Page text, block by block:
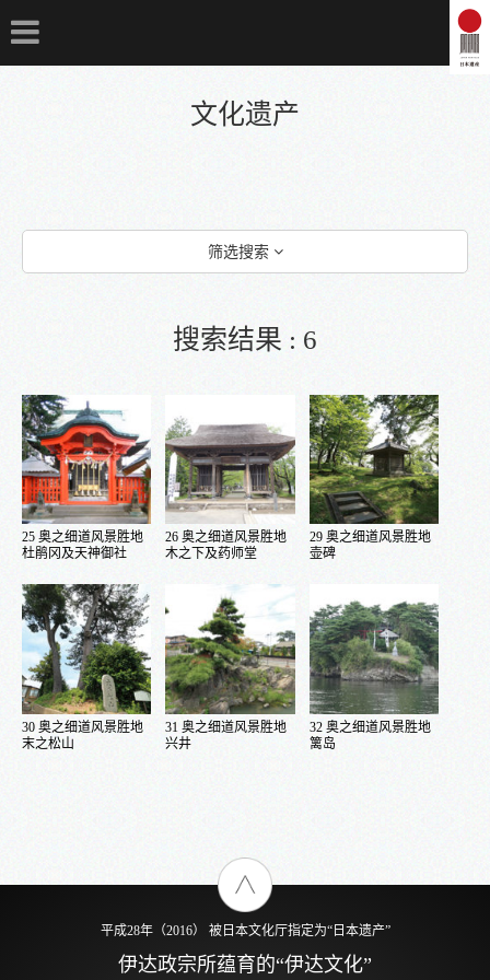
文化遗产
筛选搜索
2 伊达文化之基础奠定
指定分类
分类
1 仙台市
2 多贺城市
3 松岛町
4 盐灶市
搜索结果 : 6
25 奥之细道风景胜地
杜鹃冈及天神御社
26 奥之细道风景胜地
木之下及药师堂
29 奥之细道风景胜地
壶碑
30 奥之细道风景胜地
末之松山
31 奥之细道风景胜地
兴井
32 奥之细道风景胜地
篱岛
平成28年（2016） 被日本文化厅指定为“日本遗产”
伊达政宗所蕴育的“伊达文化”